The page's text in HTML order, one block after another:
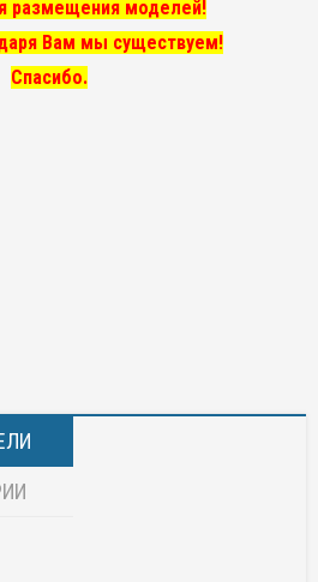
размещения моделей!
Вам мы существуем!
Спасибо.